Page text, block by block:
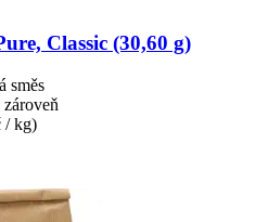
Classic (30,60 g)
směs
zároveň
/ kg)